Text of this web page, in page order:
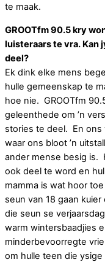
te maak.
GROOTfm 90.5 kry
luisteraars te vra. Kan
deel?
Ek dink elke mens
hulle gemeenskap te
hoe nie. GROOTfm
geleenthede om ’n
stories te deel. En ons
waar ons bloot ’n
ander mense besig is.
ook deel te word en
mamma is wat hoor
seun van 18 gaan
die seun se
warm wintersbaadjies
minderbevoorregte
om hulle teen die